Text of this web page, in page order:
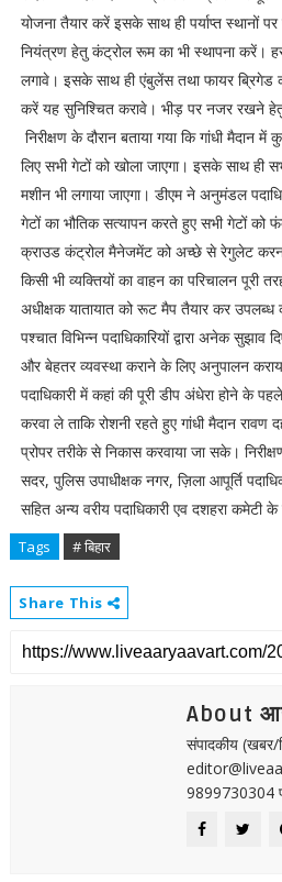
योजना तैयार करें इसके साथ ही पर्याप्त स्थानों
नियंत्रण हेतु कंट्रोल रूम का भी स्थापना करें। हर
लगावे। इसके साथ ही एंबुलेंस तथा फायर ब्रिगेड
करें यह सुनिश्चित करावे। भीड़ पर नजर रखने हेतु
निरीक्षण के दौरान बताया गया कि गांधी मैदान
लिए सभी गेटों को खोला जाएगा। इसके साथ ही
मशीन भी लगाया जाएगा। डीएम ने अनुमंडल
गेटों का भौतिक सत्यापन करते हुए सभी गेटों को
क्राउड कंट्रोल मैनेजमेंट को अच्छे से रेगुलेट करना
किसी भी व्यक्तियों का वाहन का परिचालन पूरी
अधीक्षक यातायात को रूट मैप तैयार कर उपलब्ध
पश्चात विभिन्न पदाधिकारियों द्वारा अनेक
और बेहतर व्यवस्था कराने के लिए अनुपालन
पदाधिकारी में कहां की पूरी डीप अंधेरा होने के
करवा ले ताकि रोशनी रहते हुए गांधी मैदान
प्रोपर तरीके से निकास करवाया जा सके।
सदर, पुलिस उपाधीक्षक नगर, ज़िला आपूर्ति
सहित अन्य वरीय पदाधिकारी एव दशहरा कमेटी
Tags # बिहार
Share This
About
संपादकीय (खबर/
9899730304